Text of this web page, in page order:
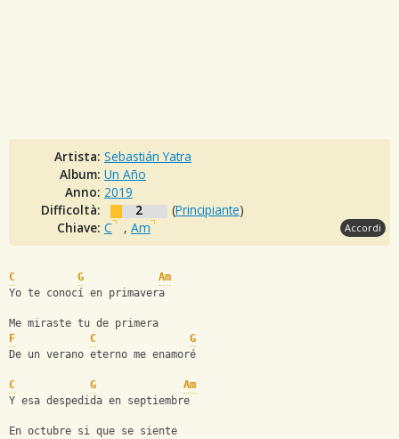
Artista: Sebastián Yatra
Album: Un Año
Anno: 2019
Difficoltà:
2 (Principiante)
Chiave: C , Am Accordi
C G
Am
Yo te conocí en primavera
Me miraste tu de primera
F
C
G
De un verano eterno me enamoré
C G
Am
Y esa despedida en septiembre
En octubre si que se siente